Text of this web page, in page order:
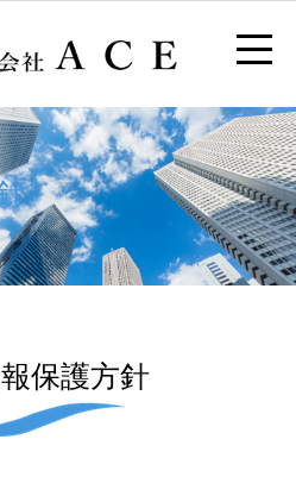
保護方針